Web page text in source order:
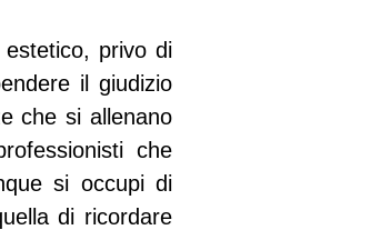
privo di
il giudizio
che si allenano
che
si occupi di
di ricordare